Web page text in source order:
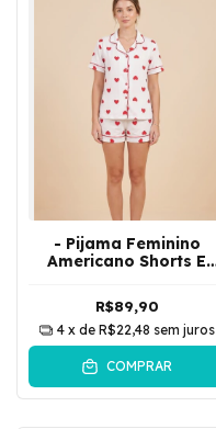
- Pijama Feminino
Americano Shorts E
Coracão | Branco c
vermelho
R$89,90
4 x de R$22,48 sem juros
COMPRAR